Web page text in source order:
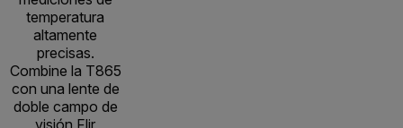
temperatura
altamente
precisas.
Combine la T865
con una lente de
doble campo de